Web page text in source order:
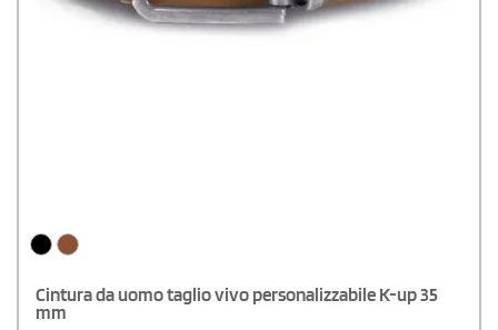
Cintura da uomo taglio vivo personalizzabile K-up 35
mm